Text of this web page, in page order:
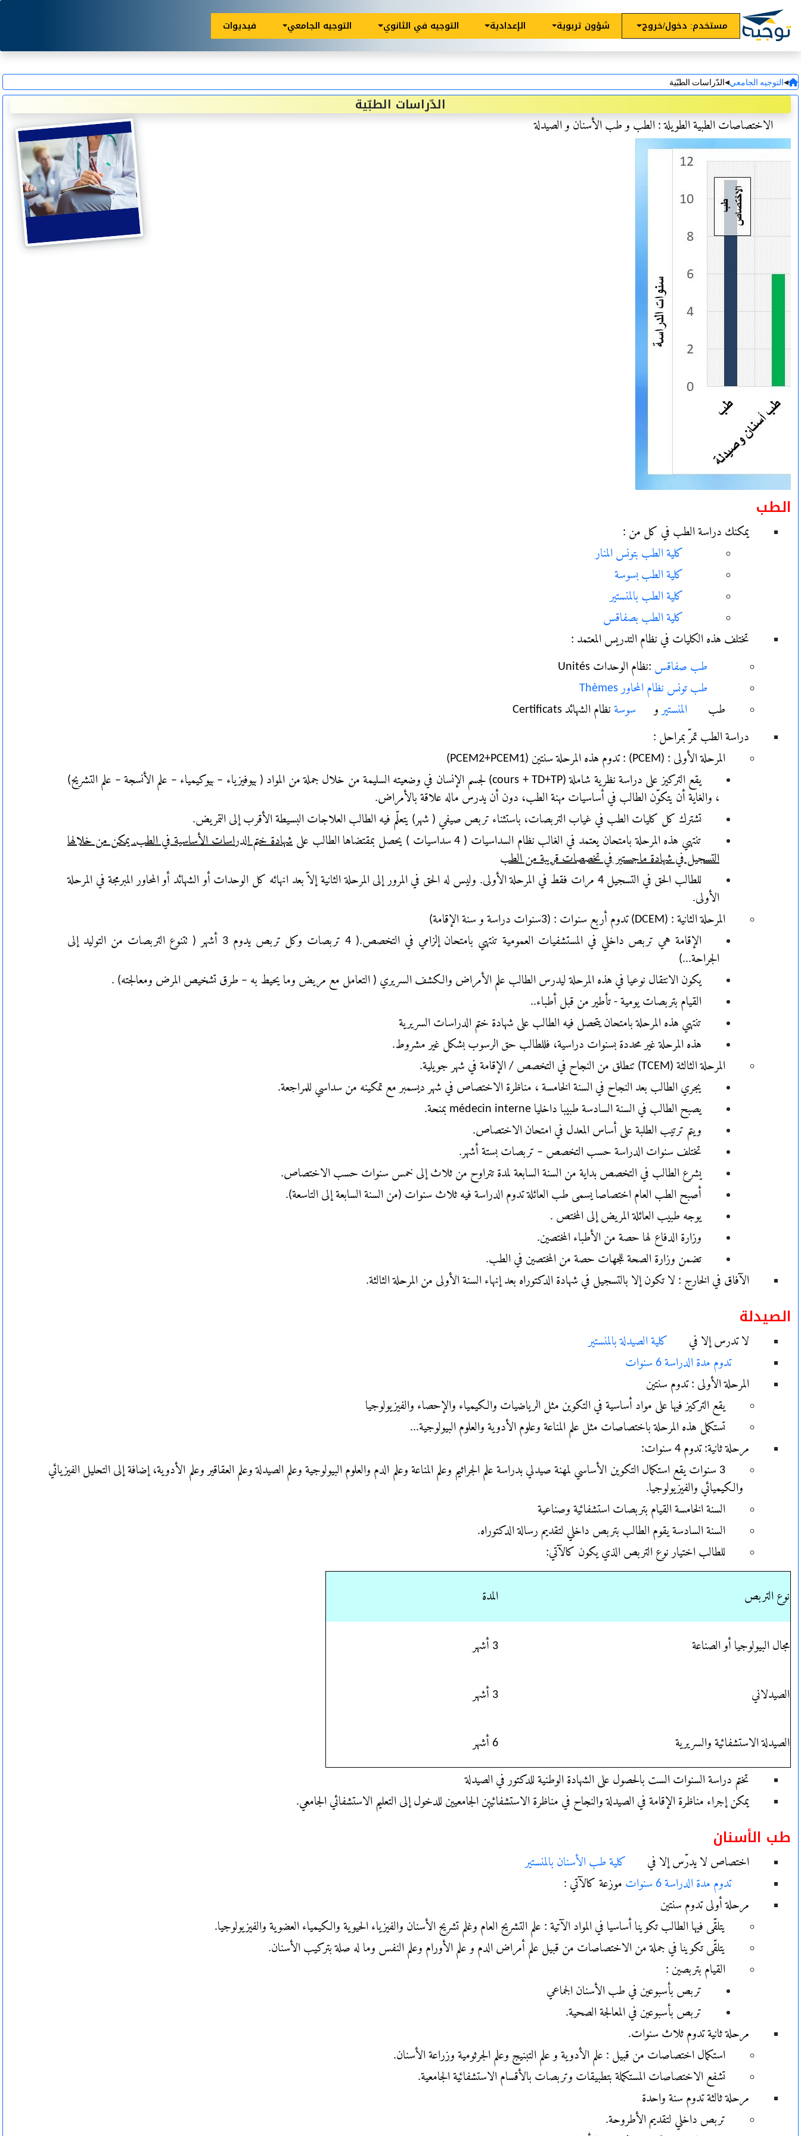
مستخدم: دخول/خروج شؤون تربوية الإعدادية التوجيه في الثانوي التوجيه الجامعي فيديوات
◂التوجيه الجامعي◂الدّراسات الطبّية
الدّراسات الطبّية
الاختصاصات الطبية الطويلة : الطب و طب الأسنان و الصيدلة
الطب
يمكنك دراسة الطب في كل من :
كلية الطب بتونس المنار
كلية الطب بسوسة
كلية الطب بالمنستير
كلية الطب بصفاقس
تختلف هذه الكليات في نظام التدريس المعتمد :
طب صفاقس :نظام الوحدات Unités
طب تونس نظام المحاور Thèmes
طب
المنستير و سوسة نظام الشهائد Certificats
دراسة الطب تمرّ بمراحل :
المرحلة الأولى : (PCEM) : تدوم هذه المرحلة سنتين (PCEM2+PCEM1)
يقع التركيز على دراسة نظرية شاملة (cours + TD+TP) لجسم الإنسان في وضعيته السليمة من خلال جملة من المواد ( بيوفيزياء – بيوكيمياء – علم الأنسجة – علم التشريح)
، والغاية أن يتكوّن الطالب في أساسيات مهنة الطب، دون أن يدرس ماله علاقة بالأمراض.
تشترك كل كليات الطب في غياب التربصات، باستثناء تربص صيفي ( شهر) يتعلّم فيه الطالب العلاجات البسيطة الأقرب إلى التمريض.
تنتهي هذه المرحلة بامتحان يعتمد في الغالب نظام السداسيات ( 4 سداسيات ) يحصل بمقتضاها الطالب على
شهادة ختم الدراسات الأساسية في الطب. يمكن من خلالها
التسجيل في شهادة ماجستير في تخصصات قريبة من الطب
للطالب الحق في التسجيل 4 مرات فقط في المرحلة الأولى. وليس له الحق في المرور إلى المرحلة الثانية إلاّ بعد انهائه كل الوحدات أو الشهائد أو المحاور المبرمجة في المرحلة
الأولى.
المرحلة الثانية : (DCEM) تدوم أربع سنوات : (3سنوات دراسة و سنة الإقامة)
الإقامة هي تربص داخلي في المستشفيات العمومية تنتهي بامتحان إلزامي في التخصص.( 4 تربصات وكل تربص يدوم 3 أشهر ( تتنوع التربصات من التوليد إلى
الجراحة...)
يكون الانتقال نوعيا في هذه المرحلة ليدرس الطالب علم الأمراض والكشف السريري ( التعامل مع مريض وما يحيط به – طرق تشخيص المرض ومعالجته) .
القيام بتربصات يومية - تأطير من قبل أطباء..
تنتهي هذه المرحلة بامتحان يتحصل فيه الطالب على شهادة ختم الدراسات السريرية
هذه المرحلة غير محددة بسنوات دراسية، فللطالب حق الرسوب بشكل غير مشروط.
المرحلة الثالثة (TCEM) تنطلق من النجاح في التخصص / الإقامة في شهر جويلية.
يجري الطالب بعد النجاح في السنة الخامسة ، مناظرة الاختصاص في شهر ديسمبر مع تمكينه من سداسي للمراجعة.
يصبح الطالب في السنة السادسة طبيبا داخليا médecin interne بمنحة.
ويتم ترتيب الطلبة على أساس المعدل في امتحان الاختصاص.
تختلف سنوات الدراسة حسب التخصص – تربصات بستة أشهر.
يشرع الطالب في التخصص بداية من السنة السابعة لمدة تتراوح من ثلاث إلى خمس سنوات حسب الاختصاص.
أصبح الطب العام اختصاصا يسمى طب العائلة تدوم الدراسة فيه ثلاث سنوات (من السنة السابعة إلى التاسعة).
يوجه طبيب العائلة المريض إلى المختص .
وزارة الدفاع لها حصة من الأطباء المختصين.
تضمن وزارة الصحة للجهات حصة من المختصين في الطب.
الآفاق في الخارج : لا تكون إلا بالتسجيل في شهادة الدكتوراه بعد إنهاء السنة الأولى من المرحلة الثالثة.
الصيدلة
لا تدرس إلا في
كلية الصيدلة بالمنستير
تدوم مدة الدراسة 6 سنوات
المرحلة الأولى : تدوم سنتين
يقع التركيز فيها على مواد أساسية في التكوين مثل الرياضيات والكيمياء والإحصاء والفيزيولوجيا
تستكمل هذه المرحلة باختصاصات مثل علم المناعة وعلوم الأدوية والعلوم البيولوجية...
مرحلة ثانية: تدوم 4 سنوات:
3 سنوات يقع استكمال التكوين الأساسي لمهنة صيدلي بدراسة علم الجراثيم وعلم المناعة وعلم الدم والعلوم البيولوجية وعلم الصيدلة وعلم العقاقير وعلم الأدوية، إضافة إلى التحليل الفيزيائي
والكيميائي والفيزيولوجيا.
السنة الخامسة القيام بتربصات استشفائية وصناعية
السنة السادسة يقوم الطالب بتربص داخلي لتقديم رسالة الدكتوراه.
للطالب اختيار نوع التربص الذي يكون كالآتي:
نوع التربص المدة
مجال البيولوجيا أو الصناعة 3 أشهر
الصيدلاني 3 أشهر
الصيدلة الاستشفائية والسريرية 6 أشهر
تختم دراسة السنوات الست بالحصول على الشهادة الوطنية للدكتور في الصيدلة
يمكن إجراء مناظرة الإقامة في الصيدلة والنجاح في مناظرة الاستشفائيين الجامعيين للدخول إلى التعليم الاستشفائي الجامعي.
طب الأسنان
اختصاص لا يدرّس إلا في
كلية طب الأسنان بالمنستير
تدوم مدة الدراسة 6 سنوات
موزعة كالآتي :
مرحلة أولى تدوم سنتين
يتلقّى فيها الطالب تكوينا أساسيا في المواد الآتية : علم التشريح العام وغلم تشريح الأسنان والفيزياء الحيوية والكيمياء العضوية والفيزيولوجيا.
يتلقّى تكوينا في جملة من الاختصاصات من قبيل علم أمراض الدم و علم الأورام وعلم النفس وما له صلة بتركيب الأسنان.
القيام بتربصين :
تربص بأسبوعين في طب الأسنان الجماعي
تربص بأسبوعين في المعالجة الصحية.
مرحلة ثانية تدوم ثلاث سنوات.
استكمال اختصاصات من قبيل : علم الأدوية و علم التبنيج وعلم الجرثومية وزراعة الأسنان.
تشفع الاختصاصات المستكملة بتطبيقات وتربصات بالأقسام الاستشفائية الجامعية.
مرحلة ثالثة تدوم سنة واحدة
تربص داخلي لتقديم الأطروحة.